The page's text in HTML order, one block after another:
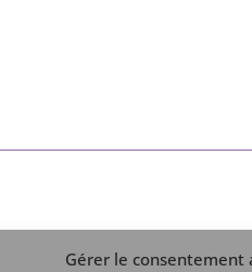
Gérer le consentement